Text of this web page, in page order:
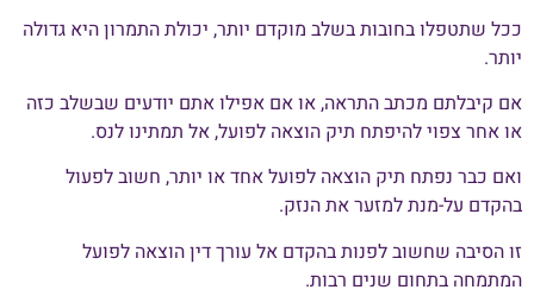
ככל שתטפלו בחובות בשלב מוקדם יותר, יכולת התמרון היא גדולה
יותר.
אם קיבלתם מכתב התראה, או אם אפילו אתם יודעים שבשלב כזה
או אחר צפוי להיפתח תיק הוצאה לפועל, אל תמתינו לנס.
ואם כבר נפתח תיק הוצאה לפועל אחד או יותר, חשוב לפעול
בהקדם על-מנת למזער את הנזק.
זו הסיבה שחשוב לפנות בהקדם אל עורך דין הוצאה לפועל
המתמחה בתחום שנים רבות.